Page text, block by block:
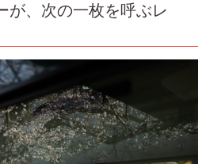
が、次の一枚を呼ぶレ